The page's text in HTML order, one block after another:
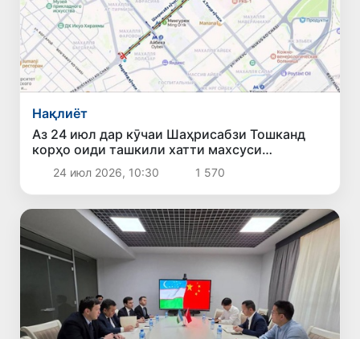
Нақлиёт
Аз 24 июл дар кӯчаи Шаҳрисабзи Тошканд
корҳо оиди ташкили хатти махсуси
автобусҳои босуръати BRT оғоз мешаванд
24 июл 2026, 10:30 1 570